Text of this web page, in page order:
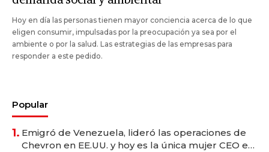
Hoy en día las personas tienen mayor conciencia acerca de lo que
eligen consumir, impulsadas por la preocupación ya sea por el
ambiente o por la salud. Las estrategias de las empresas para
responder a este pedido.
Popular
1. Emigró de Venezuela, lideró las operaciones de
Chevron en EE.UU. y hoy es la única mujer CEO en